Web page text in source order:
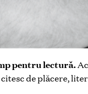
pentru lectură.
de plăcere,